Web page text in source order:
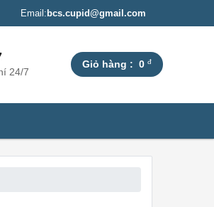
Email: bcs.cupid@gmail.com
24/7
Giỏ hàng : 0 đ